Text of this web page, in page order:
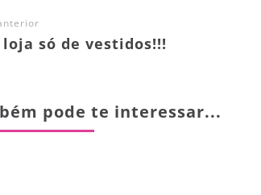
loja só de vestidos!!!
pode te interessar...